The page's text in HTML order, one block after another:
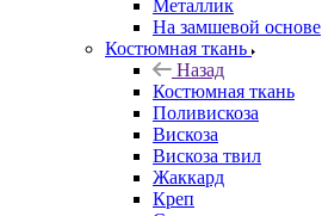
Металлик
На замшевой основе
Костюмная ткань
Назад
Костюмная ткань
Поливискоза
Вискоза
Вискоза твил
Жаккард
Креп